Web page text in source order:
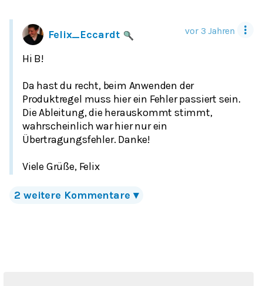
Felix_Eccardt vor 3 Jahren
Hi B!
Da hast du recht, beim Anwenden der
Produktregel muss hier ein Fehler passiert sein.
Die Ableitung, die herauskommt stimmt,
wahrscheinlich war hier nur ein
Übertragungsfehler. Danke!
Viele Grüße, Felix
2 weitere Kommentare ▾